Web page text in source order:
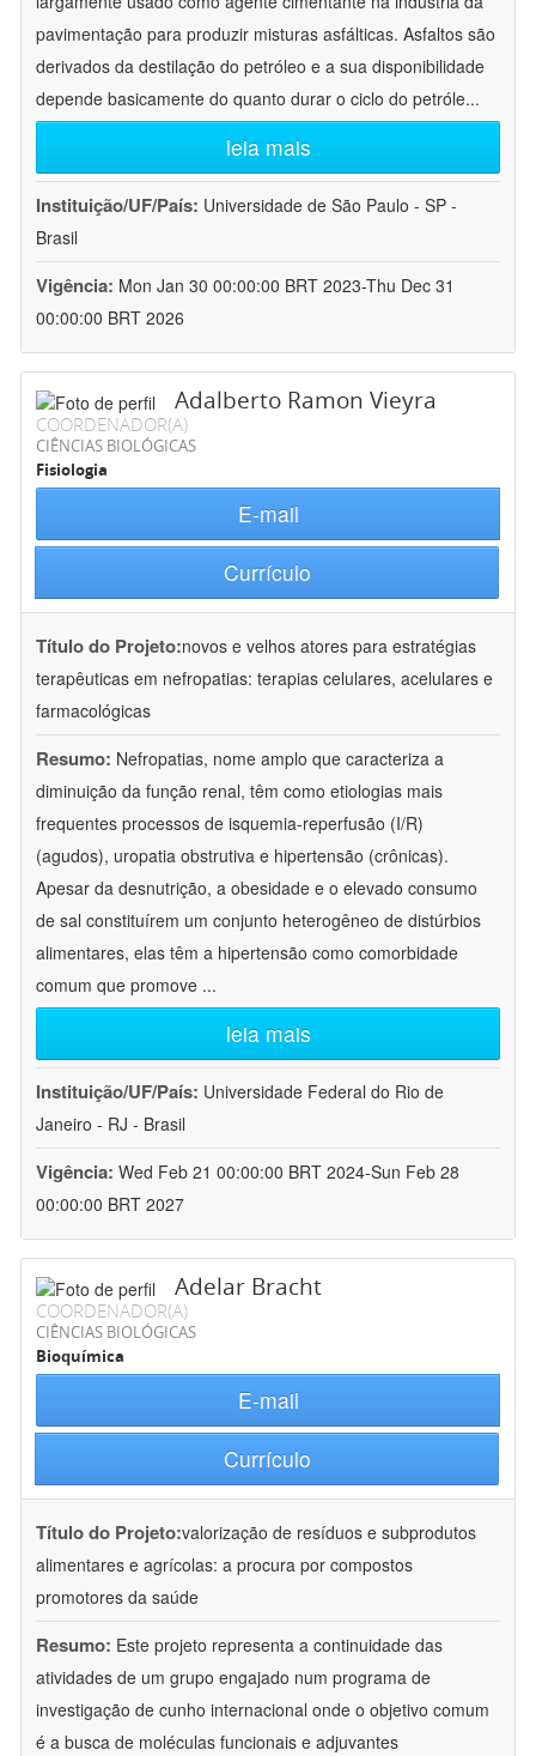
pavimentação para produzir misturas asfálticas. Asfaltos são
derivados da destilação do petróleo e a sua disponibilidade
depende basicamente do quanto durar o ciclo do petróle...
leia mais
Instituição/UF/País: Universidade de São Paulo - SP -
Brasil
Vigência: Mon Jan 30 00:00:00 BRT 2023-Thu Dec 31
00:00:00 BRT 2026
Adalberto Ramon Vieyra
COORDENADOR(A)
CIÊNCIAS BIOLÓGICAS
Fisiologia
E-mail
Currículo
Título do Projeto:novos e velhos atores para estratégias
terapêuticas em nefropatias: terapias celulares, acelulares e
farmacológicas
Resumo: Nefropatias, nome amplo que caracteriza a
diminuição da função renal, têm como etiologias mais
frequentes processos de isquemia-reperfusão (I/R)
(agudos), uropatia obstrutiva e hipertensão (crônicas).
Apesar da desnutrição, a obesidade e o elevado consumo
de sal constituírem um conjunto heterogêneo de distúrbios
alimentares, elas têm a hipertensão como comorbidade
comum que promove ...
leia mais
Instituição/UF/País: Universidade Federal do Rio de
Janeiro - RJ - Brasil
Vigência: Wed Feb 21 00:00:00 BRT 2024-Sun Feb 28
00:00:00 BRT 2027
Adelar Bracht
COORDENADOR(A)
CIÊNCIAS BIOLÓGICAS
Bioquímica
E-mail
Currículo
Título do Projeto:valorização de resíduos e subprodutos
alimentares e agrícolas: a procura por compostos
promotores da saúde
Resumo: Este projeto representa a continuidade das
atividades de um grupo engajado num programa de
investigação de cunho internacional onde o objetivo comum
é a busca de moléculas funcionais e adjuvantes